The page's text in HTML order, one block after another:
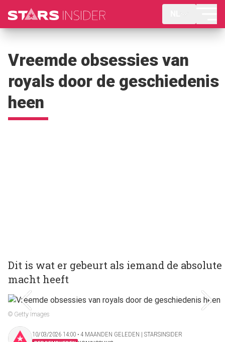
Vreemde obsessies van
royals door de geschiedenis
heen
Dit is wat er gebeurt als iemand de absolute
macht heeft
© Getty Images
10/03/2026 14:00 ‧ 4 MAANDEN GELEDEN | STARSINSIDER